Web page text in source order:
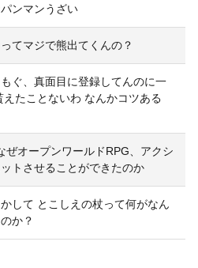
ンマンうざい
てマジで熊出てくんの？
ぐ、真面目に登録してんのに一
たことないわ なんかコツある
ぜオープンワールドRPG、アクシ
トさせることができたのか
して とこしえの杖って何がなん
か？